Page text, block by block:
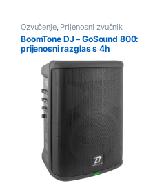
Ozvučenje, Prijenosni zvučnik
BoomTone DJ – GoSound 800:
prijenosni razglas s 4h
baterijom